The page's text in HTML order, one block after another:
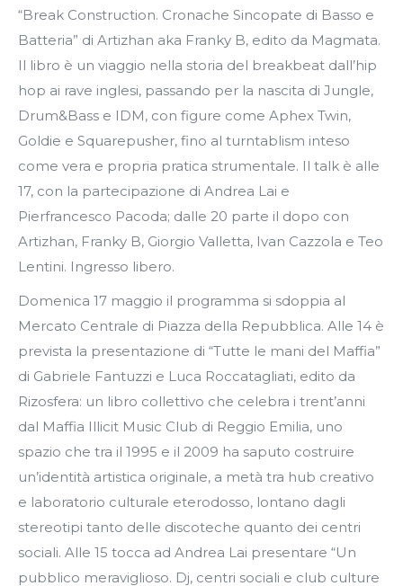
“Break Construction. Cronache Sincopate di Basso e
Batteria” di Artizhan aka Franky B, edito da Magmata.
Il libro è un viaggio nella storia del breakbeat dall’hip
hop ai rave inglesi, passando per la nascita di Jungle,
Drum&Bass e IDM, con figure come Aphex Twin,
Goldie e Squarepusher, fino al turntablism inteso
come vera e propria pratica strumentale. Il talk è alle
17, con la partecipazione di Andrea Lai e
Pierfrancesco Pacoda; dalle 20 parte il dopo con
Artizhan, Franky B, Giorgio Valletta, Ivan Cazzola e Teo
Lentini. Ingresso libero.
Domenica 17 maggio il programma si sdoppia al
Mercato Centrale di Piazza della Repubblica. Alle 14 è
prevista la presentazione di “Tutte le mani del Maffia”
di Gabriele Fantuzzi e Luca Roccatagliati, edito da
Rizosfera: un libro collettivo che celebra i trent’anni
dal Maffia Illicit Music Club di Reggio Emilia, uno
spazio che tra il 1995 e il 2009 ha saputo costruire
un’identità artistica originale, a metà tra hub creativo
e laboratorio culturale eterodosso, lontano dagli
stereotipi tanto delle discoteche quanto dei centri
sociali. Alle 15 tocca ad Andrea Lai presentare “Un
pubblico meraviglioso. Dj, centri sociali e club culture